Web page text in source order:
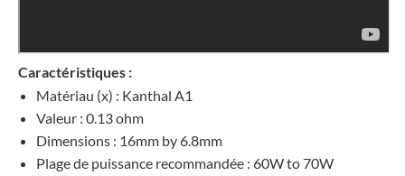
Caractéristiques :
Matériau (x) : Kanthal A1
Valeur : 0.13 ohm
Dimensions : 16mm by 6.8mm
Plage de puissance recommandée : 60W to 70W